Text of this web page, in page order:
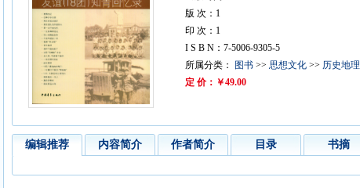
版 次：1
印 次：1
I S B N：7-5006-9305-5
所属分类：
图书 >> 思想文化 >> 历史地理
定 价：￥49.00
编辑推荐 内容简介 作者简介 目录 书摘